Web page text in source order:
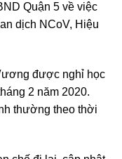
Quận 5 về việc
dịch NCoV, Hiệu
được nghỉ học
2 năm 2020.
thường theo thời